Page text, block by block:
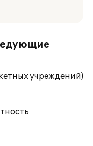
учреждений)